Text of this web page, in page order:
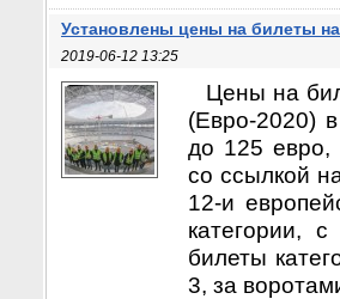
Установлены цены на билеты
2019-06-12 13:25
Цены на
(Евро-2020)
до 125 евро,
со ссылкой
12-и
категории,
билеты
3, за